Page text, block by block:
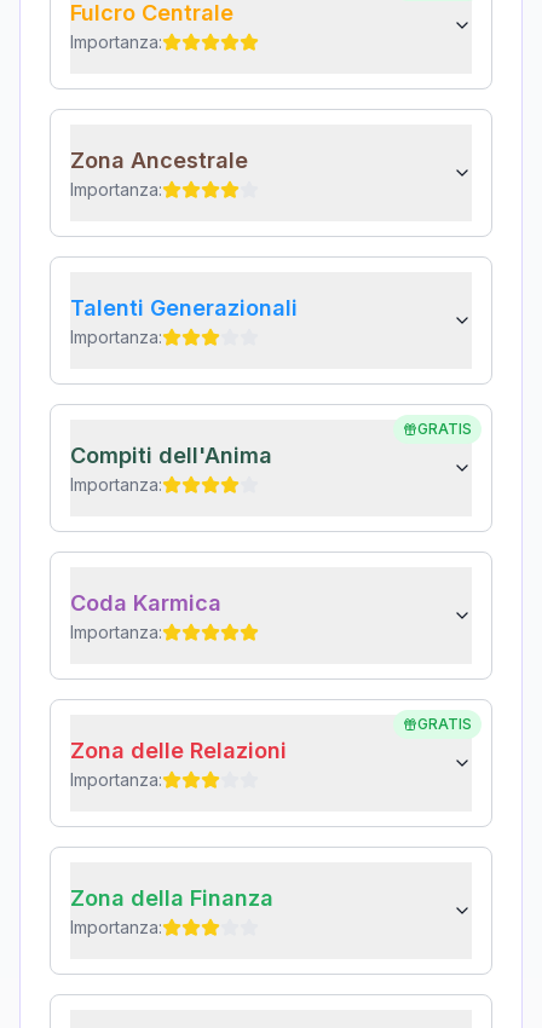
Fulcro Centrale
Importanza:
Zona Ancestrale
Importanza:
Talenti Generazionali
Importanza:
GRATIS
Compiti dell'Anima
Importanza:
Coda Karmica
Importanza:
GRATIS
Zona delle Relazioni
Importanza:
Zona della Finanza
Importanza: